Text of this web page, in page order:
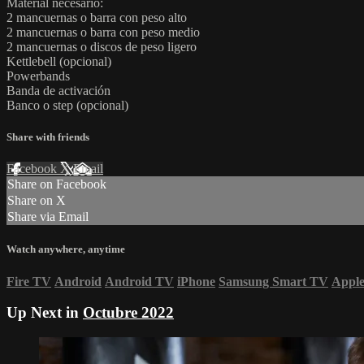
Material necesario:
2 mancuernas o barra con peso alto
2 mancuernas o barra con peso medio
2 mancuernas o discos de peso ligero
Kettlebell (opcional)
Powerbands
Banda de activación
Banco o step (opcional)
Share with friends
Facebook XEmail
Share on Facebook
Share on X
Share via Email
Watch anywhere, anytime
Fire TV Android Android TV iPhone Samsung Smart TV
Up Next in Octubre 2022